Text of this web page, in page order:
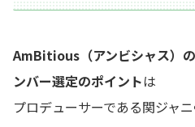
AmBitious（アンビシャス）
ンバー選定のポイントは
プロデューサーである関ジャ